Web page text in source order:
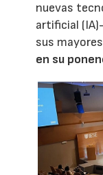
nuevas
artificial
sus
en su